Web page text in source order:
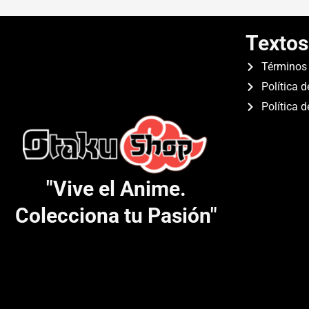
"Vive el Anime.
Colecciona tu Pasión"
Política
Política